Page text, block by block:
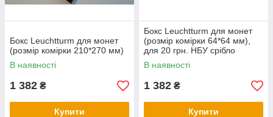
Бокс Leuchtturm для монет
(розмір комірки 210*270 мм)
В наявності
1 382 ₴
Купити
Бокс Leuchtturm для монет
(розмір комірки 64*64 мм),
для 20 грн. НБУ срібло
В наявності
1 382 ₴
Купити